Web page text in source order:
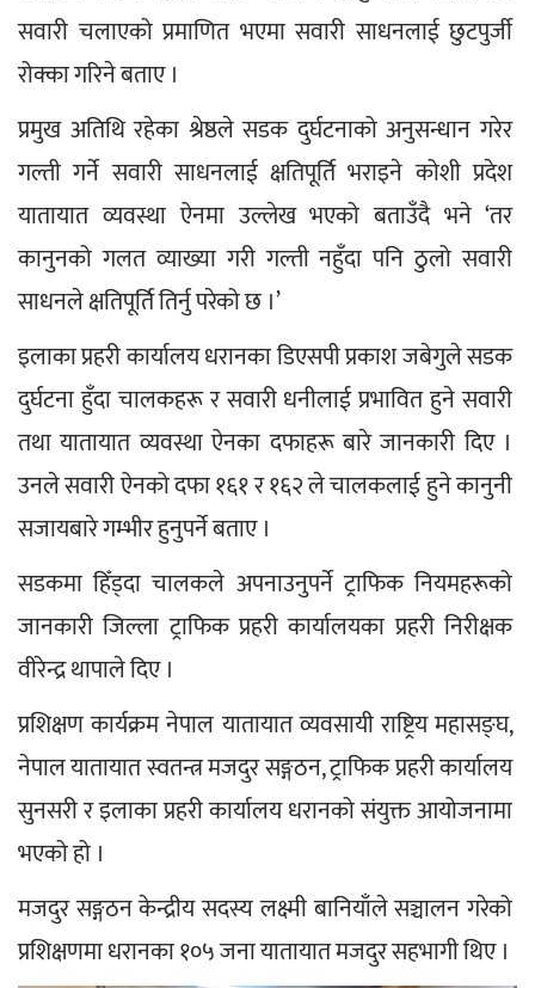
सवारी चलाएको प्रमाणित भएमा सवारी साधनलाई छुटपुर्जी
रोक्का गरिने बताए ।
प्रमुख अतिथि रहेका श्रेष्ठले सडक दुर्घटनाको अनुसन्धान गरेर
गल्ती गर्ने सवारी साधनलाई क्षतिपूर्ति भराइने कोशी प्रदेश
यातायात व्यवस्था ऐनमा उल्लेख भएको बताउँदै भने ‘तर
कानुनको गलत व्याख्या गरी गल्ती नहुँदा पनि ठुलो सवारी
साधनले क्षतिपूर्ति तिर्नु परेको छ ।’
इलाका प्रहरी कार्यालय धरानका डिएसपी प्रकाश जबेगुले सडक
दुर्घटना हुँदा चालकहरू र सवारी धनीलाई प्रभावित हुने सवारी
तथा यातायात व्यवस्था ऐनका दफाहरू बारे जानकारी दिए ।
उनले सवारी ऐनको दफा १६१ र १६२ ले चालकलाई हुने कानुनी
सजायबारे गम्भीर हुनुपर्ने बताए ।
सडकमा हिँड्दा चालकले अपनाउनुपर्ने ट्राफिक नियमहरूको
जानकारी जिल्ला ट्राफिक प्रहरी कार्यालयका प्रहरी निरीक्षक
वीरेन्द्र थापाले दिए ।
प्रशिक्षण कार्यक्रम नेपाल यातायात व्यवसायी राष्ट्रिय महासङ्घ,
नेपाल यातायात स्वतन्त्र मजदुर सङ्गठन, ट्राफिक प्रहरी कार्यालय
सुनसरी र इलाका प्रहरी कार्यालय धरानको संयुक्त आयोजनामा
भएको हो ।
मजदुर सङ्गठन केन्द्रीय सदस्य लक्ष्मी बानियाँले सञ्चालन गरेको
प्रशिक्षणमा धरानका १०५ जना यातायात मजदुर सहभागी थिए ।